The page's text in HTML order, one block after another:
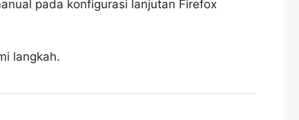
pada konfigurasi lanjutan Firefox
langkah.